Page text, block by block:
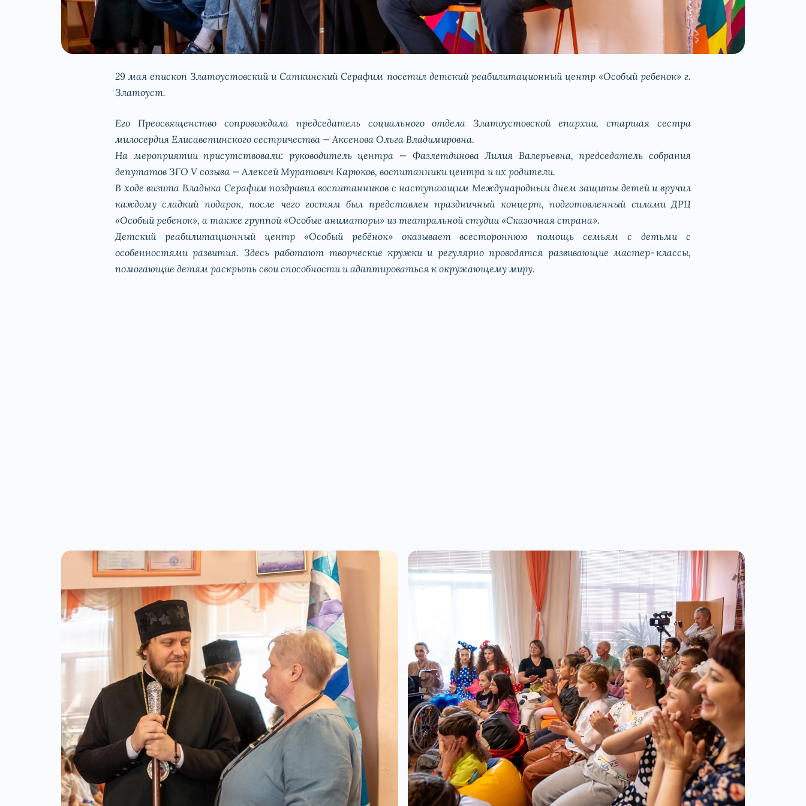
29 мая епископ Златоустовский и Саткинский Серафим посетил детский реабилитационный центр «Особый ребенок» г.
Златоуст.
Его Преосвященство сопровождала председатель социального отдела Златоустовской епархии, старшая сестра
милосердия Елисаветинского сестричества — Аксенова Ольга Владимировна.
На мероприятии присутствовали: руководитель центра — Фазлетдинова Лилия Валерьевна, председатель собрания
депутатов ЗГО V созыва — Алексей Муратович Карюков, воспитанники центра и их родители.
В ходе визита Владыка Серафим поздравил воспитанников с наступающим Международным днем защиты детей и вручил
каждому сладкий подарок, после чего гостям был представлен праздничный концерт, подготовленный силами ДРЦ
«Особый ребенок», а также группой «Особые аниматоры» из театральной студии «Сказочная страна».
Детский реабилитационный центр «Особый ребёнок» оказывает всестороннюю помощь семьям с детьми с
особенностями развития. Здесь работают творческие кружки и регулярно проводятся развивающие мастер‑классы,
помогающие детям раскрыть свои способности и адаптироваться к окружающему миру.